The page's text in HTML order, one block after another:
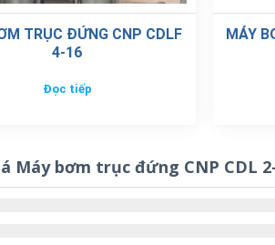
TRỤC ĐỨNG CNP CDLF
4-16
Đọc tiếp
MÁY
Máy bơm trục đứng CNP CDL